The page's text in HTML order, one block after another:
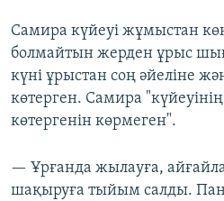
Самира күйеуі жұмыстан
болмайтын жерден ұрыс
күні ұрыстан соң әйеліне
көтерген. Самира
көтергенін көрмеген".
— Ұрғанда жылауға,
шақыруға тыйым салды.